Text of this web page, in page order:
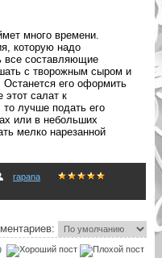
много времени.
которую надо
все составляющие
с творожным сыром и
Останется его оформить
этот салат к
лучше подать его
или в небольших
мелко нарезанной
rapana